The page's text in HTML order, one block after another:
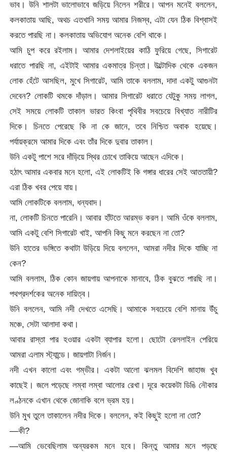
ভাব। উনি শালটা ভালোভাবে জড়িয়ে নিলেন শরীরে। আপন মনেই বললেন,
কলকাতায় আছি, অথচ এতখানি সময় আমার নিজস্ব, এটা যেন ঠিক বিশ্বাসই
করতে পারছি না। কলকাতায় অভিযোগ অনেক বেশি থাকে।
আমি চুপ করে রইলাম। আমার দেশলাইয়ের কাঠি ফুরিয়ে গেছে, সিগারেট
ধরাতে পারছি না, এইটাই আমার একমাত্র চিন্তা। উল্টোদিক থেকে একজন
লোক হেঁটে আসছিল, মুখে সিগারেট, আমি তাকে বললাম, দাদা একটু আগুনটা
দেবেন? লোকটি থমকে দাঁড়াল। আমার সিগারেট ধরাতে যেটুকু সময় লাগল,
সেই সময়ে লোকটি তাকাল ভারত কিংবা পৃথিবীর সবচেয়ে বিখ্যাত নারীটির
দিকে। চিনতে পেরেছে কি না কে জানে, তবে নিশ্চিত অবাক হয়েছে।
পর্যায়ক্রমে আমার দিকে এবং তাঁর দিকে দুবার তাকাল।
উনি একটু পাশে সরে দাঁড়িয়ে স্থির চোখে তাকিয়ে আছেন এদিকে।
হঠাৎ আমার একবার মনে হলো, এই লোকটিই কি গঙ্গার ধারের সেই আততায়ী?
এরা ঠিক খবর পেয়ে যায়।
আমি লোকটিকে বললাম, ধন্যবাদ।
না, লোকটি চিনতে পারেনি। আবার হাঁটতে আরম্ভ করল। আমি ওঁকে বললাম,
আমি একটু বেশি সিগারেট খাই, আপনি কিছু মনে করছেন না তো?
উনি হাতের ভঙ্গিতে কথাটা উড়িয়ে দিয়ে বললেন, আমরা নদীর দিকে যাচ্ছি না
কেন?
আমি বললাম, ঠিক কোন জায়গায় আপনাকে মানাবে, ঠিক বুঝতে পারছি না।
পথপ্রদর্শকের অনেক দায়িত্ব।
উনি বললেন, আমি নদী দেখতে এসেছি। আমাকে সবচেয়ে বেশি মানায় উঁচু
মঞ্চে, সেটা আলাদা কথা।
আবার রাস্তা পার হওয়ার একটা ব্যাপার হলো। ছোটো রেললাইন পেরিয়ে
আমরা এলাম স্ট্যান্ডে। জায়গাটা নির্জন।
নদী এখন কালো এবং গম্ভীর। একটা আলো ঝলমল বিদেশি জাহাজ খুব
কাছেই। জলে পড়েছে লম্বা লম্বা আলোর রেখা। দূরে কয়েকটা ডিঙি নৌকার
লণ্ঠনকে এখান থেকে জোনাকি বলে ভ্রম হয়।
উনি মুখ তুলে তাকালেন নদীর দিকে। বললেন, কই কিছুই হলো না তো?
—কী?
—আমি ভেবেছিলাম অন্যরকম মনে হবে। কিন্তু আমার মনে পড়ছে